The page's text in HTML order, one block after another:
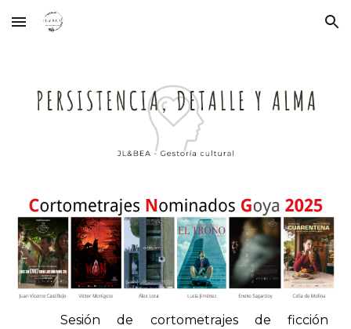
Skip to main content Skip to navigation
Sesión de cortometrajes de ficción